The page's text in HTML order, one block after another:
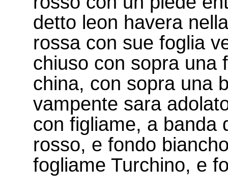
detto leon havera
rossa con sue foglia
chiuso con sopra una
china, con sopra una
vampente sara
con figliame, a banda
rosso, e fondo
fogliame Turchino, e